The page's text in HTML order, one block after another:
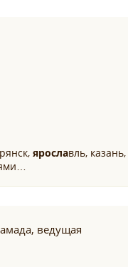
ярославль,
ведущая